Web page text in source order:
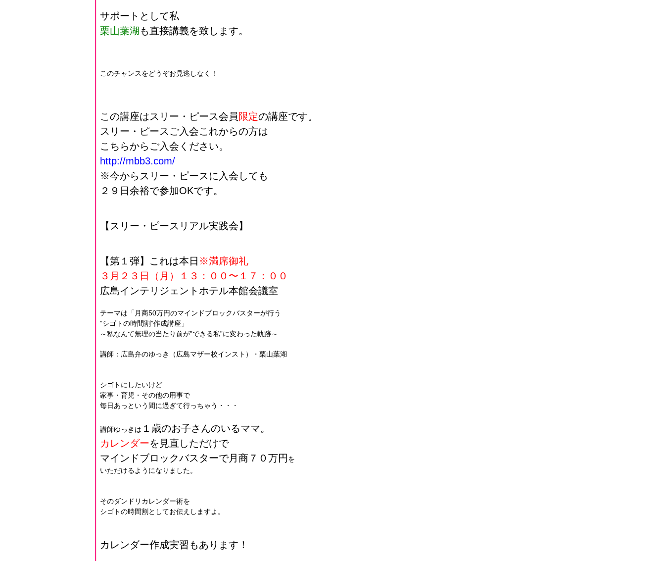
サポートとして私
栗山葉湖 も直接講義を致します。
このチャンスをどうぞお見逃しなく！
この講座はスリー・ピース会員 限定の講座です。
スリー・ピースご入会これからの方は
こちらからご入会ください。
http://mbb3.com/
※今からスリー・ピースに入会しても
２９日余裕で参加OKです。
【スリー・ピースリアル実践会】
【第１弾】これは本日 ※満席御礼
３月２３日（月）１３：００〜１７：００
広島インテリジェントホテル本館会議室
テーマは「月商50万円のマインドブロックバスターが行う
”シゴトの時間割”作成講座」
～私なんて無理の当たり前が”できる私”に変わった軌跡～
講師：広島弁のゆっき（広島マザー校インスト）・栗山葉湖
シゴトにしたいけど
家事・育児・その他の用事で
毎日あっという間に過ぎて行っちゃう・・・
講師ゆっきは １歳のお子さんのいるママ。
カレンダーを見直しただけで
マインドブロックバスターで月商７０万円 を
いただけるようになりました。
そのダンドリカレンダー術を
シゴトの時間割としてお伝えしますよ。
カレンダー作成実習もあります！